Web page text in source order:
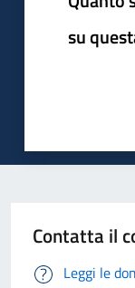
su
Contatta il
Leggi le